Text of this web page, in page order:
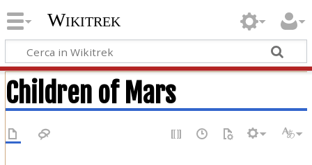
Wikitrek
Children of Mars